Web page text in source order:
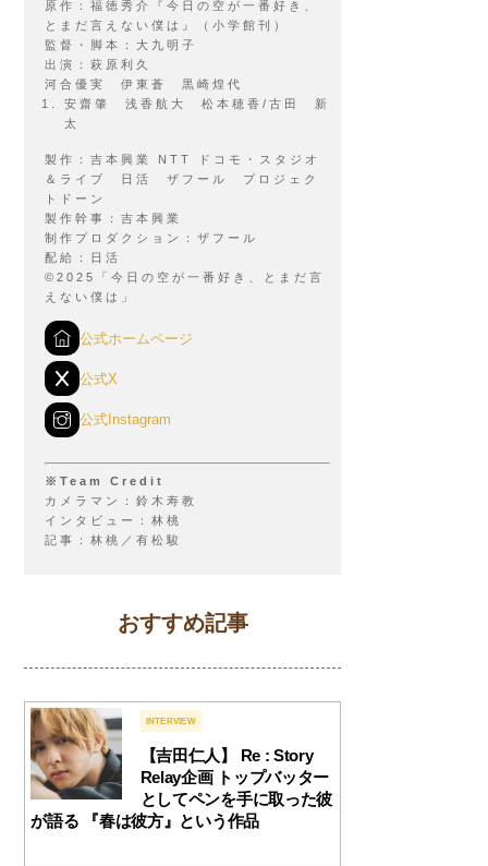
原作：福徳秀介『今日の空が一番好き、
とまだ言えない僕は』（小学館刊）
監督・脚本：大九明子
出演：萩原利久
河合優実 伊東蒼 黒崎煌代
安齋肇 浅香航大 松本穂香/古田 新
太
製作：吉本興業 NTT ドコモ・スタジオ
＆ライブ 日活 ザフール プロジェク
トドーン
製作幹事：吉本興業
制作プロダクション：ザフール
配給：日活
©2025「今日の空が一番好き、とまだ言
えない僕は」
公式ホームページ
公式X
公式Instagram
※Team Credit
カメラマン：鈴木寿教
インタビュー：林桃
記事：林桃／有松駿
おすすめ記事
INTERVIEW
【吉田仁人】 Re : Story
Relay企画 トップバッター
としてペンを手に取った彼
が語る 『春は彼方』という作品